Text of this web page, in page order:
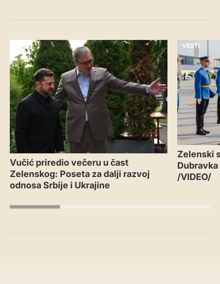
VESTI
Vučić priredio večeru u čast
Zelenskog: Poseta za dalji razvoj
odnosa Srbije i Ukrajine
VESTI
Zelenski
/VIDEO/